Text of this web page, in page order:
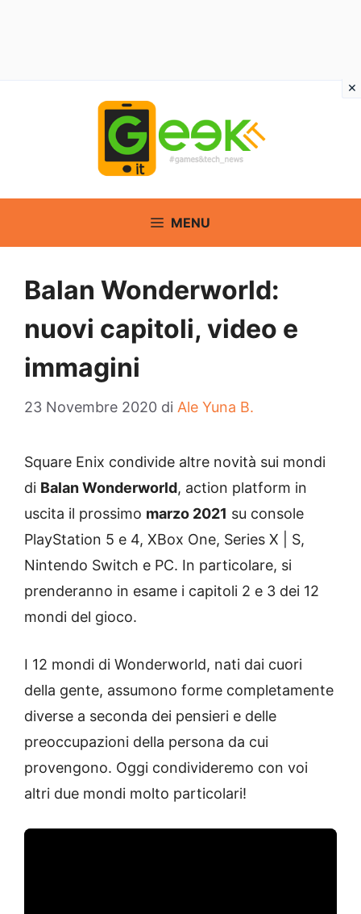
MENU
Balan Wonderworld:
nuovi capitoli, video e
immagini
23 Novembre 2020 di Ale Yuna B.
Square Enix condivide altre novità sui mondi
di Balan Wonderworld, action platform in
uscita il prossimo marzo 2021 su console
PlayStation 5 e 4, XBox One, Series X | S,
Nintendo Switch e PC. In particolare, si
prenderanno in esame i capitoli 2 e 3 dei 12
mondi del gioco.
I 12 mondi di Wonderworld, nati dai cuori
della gente, assumono forme completamente
diverse a seconda dei pensieri e delle
preoccupazioni della persona da cui
provengono. Oggi condivideremo con voi
altri due mondi molto particolari!